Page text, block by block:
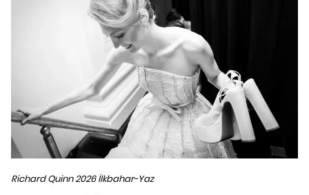
Richard Quinn 2026 İlkbahar-Yaz